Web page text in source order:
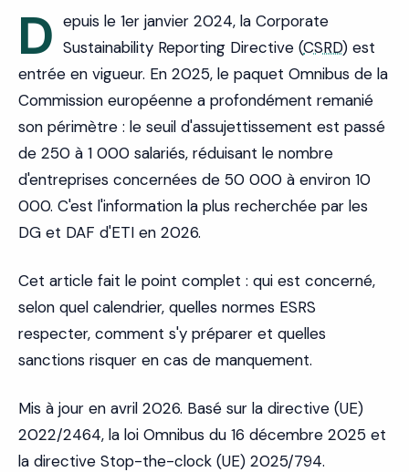
D epuis le 1er janvier 2024, la Corporate
Sustainability Reporting Directive (CSRD) est
entrée en vigueur. En 2025, le paquet Omnibus de la
Commission européenne a profondément remanié
son périmètre : le seuil d'assujettissement est passé
de 250 à 1 000 salariés, réduisant le nombre
d'entreprises concernées de 50 000 à environ 10
000. C'est l'information la plus recherchée par les
DG et DAF d'ETI en 2026.
Cet article fait le point complet : qui est concerné,
selon quel calendrier, quelles normes ESRS
respecter, comment s'y préparer et quelles
sanctions risquer en cas de manquement.
Mis à jour en avril 2026. Basé sur la directive (UE)
2022/2464, la loi Omnibus du 16 décembre 2025 et
la directive Stop-the-clock (UE) 2025/794.